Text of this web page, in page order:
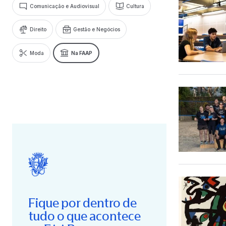
Comunicação e Audiovisual Cultura
Direito Gestão e Negócios
Moda Na FAAP
Fique por dentro de
tudo o que acontece